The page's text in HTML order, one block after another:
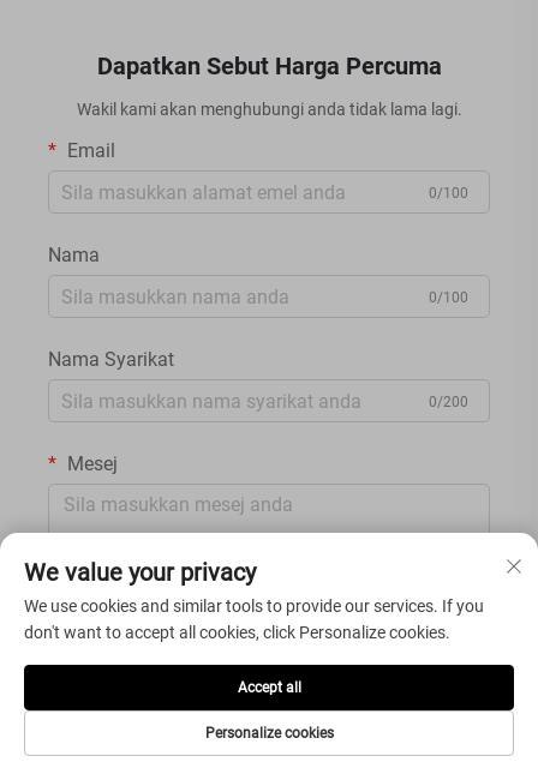
Dapatkan Sebut Harga Percuma
Wakil kami akan menghubungi anda tidak lama lagi.
Email
0/100
Nama
0/100
Nama Syarikat
0/200
Mesej
We value your privacy
We use cookies and similar tools to provide our services. If you
don't want to accept all cookies, click Personalize cookies.
Personalize cookies
Accept all